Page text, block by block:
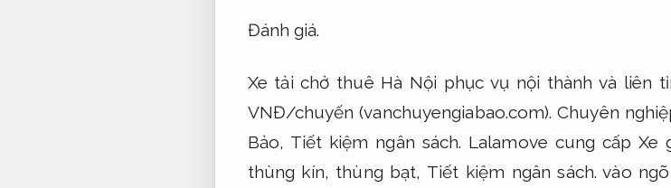
Đánh giá.
Xe tải chở thuê Hà Nội phục vụ nội thành và liên
VNĐ/chuyến (vanchuyengiabao.com).Chuyên
Bảo, Tiết kiệm ngân sách. Lalamove cung cấp Xe
thùng kín, thùng bạt, Tiết kiệm ngân sách. vào